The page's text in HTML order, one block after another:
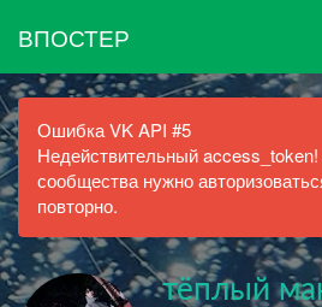
ВПОСТЕР
Ошибка VK API #5
Недействительный
сообщества нужно
повторно.
тёплый